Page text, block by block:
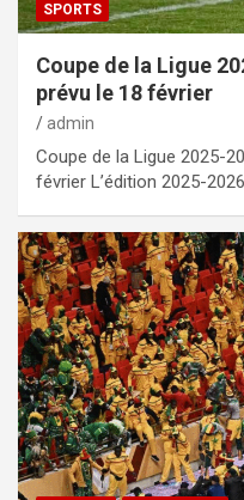
SPORTS
Coupe de la Ligue
prévu le 18 février
admin
Coupe de la Ligue 2025-
février L’édition 2025-